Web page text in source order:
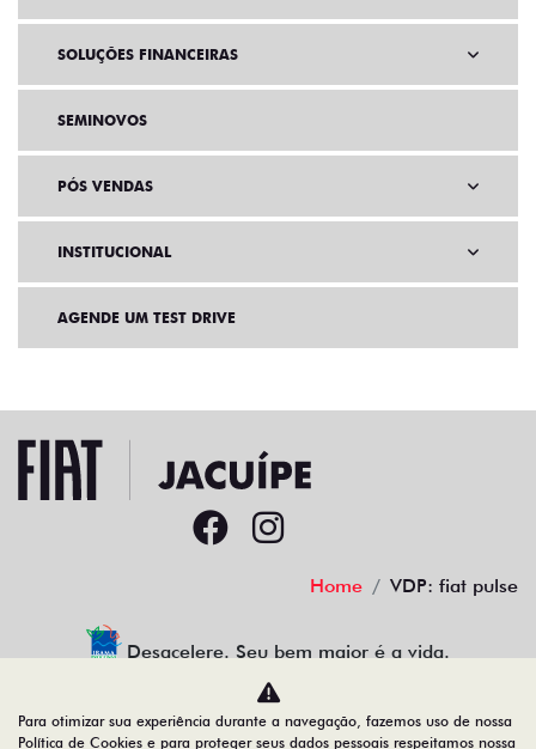
SOLUÇÕES FINANCEIRAS
SEMINOVOS
PÓS VENDAS
INSTITUCIONAL
AGENDE UM TEST DRIVE
Home VDP: fiat pulse
Desacelere. Seu bem maior é a vida.
Para otimizar sua experiência durante a navegação, fazemos uso de nossa
Política de Cookies e para proteger seus dados pessoais respeitamos nossa